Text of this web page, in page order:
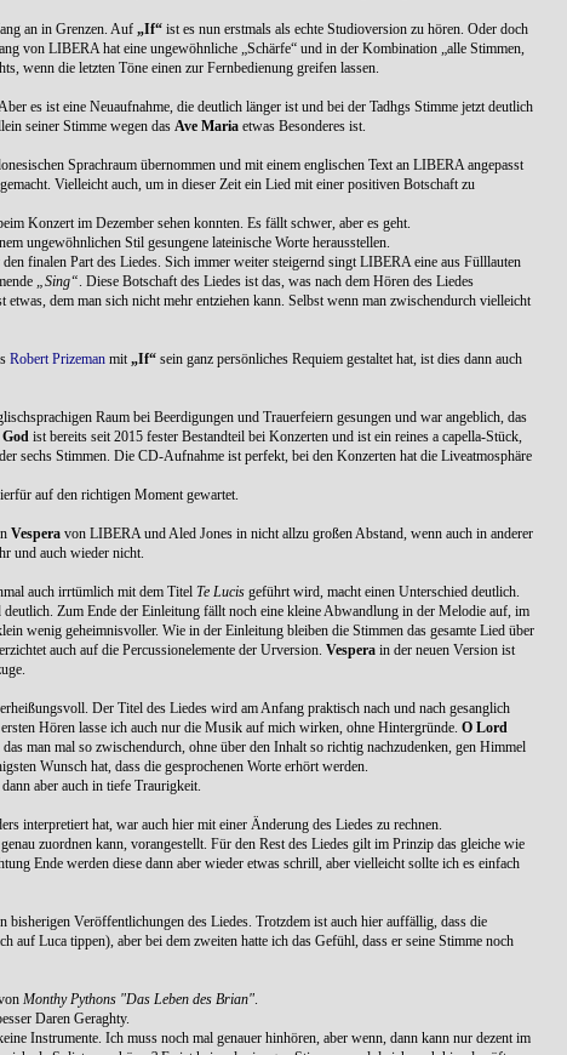
an in Grenzen. Auf „If“ ist es nun erstmals als echte Studioversion zu hören. Oder doch
von LIBERA hat eine ungewöhnliche „Schärfe“ und in der Kombination „alle Stimmen,
wenn die letzten Töne einen zur Fernbedienung greifen lassen.
es ist eine Neuaufnahme, die deutlich länger ist und bei der Tadhgs Stimme jetzt deutlich
seiner Stimme wegen das Ave Maria etwas Besonderes ist.
Sprachraum übernommen und mit einem englischen Text an LIBERA angepasst
Vielleicht auch, um in dieser Zeit ein Lied mit einer positiven Botschaft zu
Konzert im Dezember sehen konnten. Es fällt schwer, aber es geht.
ungewöhnlichen Stil gesungene lateinische Worte herausstellen.
finalen Part des Liedes. Sich immer weiter steigernd singt LIBERA eine aus Fülllauten
„Sing“ . Diese Botschaft des Liedes ist das, was nach dem Hören des Liedes
dem man sich nicht mehr entziehen kann. Selbst wenn man zwischendurch vielleicht
Robert Prizeman mit „If“ sein ganz persönliches Requiem gestaltet hat, ist dies dann auch
Raum bei Beerdigungen und Trauerfeiern gesungen und war angeblich, das
ist bereits seit 2015 fester Bestandteil bei Konzerten und ist ein reines a capella-Stück,
sechs Stimmen. Die CD-Aufnahme ist perfekt, bei den Konzerten hat die Liveatmosphäre
auf den richtigen Moment gewartet.
Vespera von LIBERA und Aled Jones in nicht allzu großen Abstand, wenn auch in anderer
und auch wieder nicht.
auch irrtümlich mit dem Titel Te Lucis geführt wird, macht einen Unterschied deutlich.
Zum Ende der Einleitung fällt noch eine kleine Abwandlung in der Melodie auf, im
wenig geheimnisvoller. Wie in der Einleitung bleiben die Stimmen das gesamte Lied über
auch auf die Percussionelemente der Urversion. Vespera in der neuen Version ist
Der Titel des Liedes wird am Anfang praktisch nach und nach gesanglich
Hören lasse ich auch nur die Musik auf mich wirken, ohne Hintergründe. O Lord
man mal so zwischendurch, ohne über den Inhalt so richtig nachzudenken, gen Himmel
Wunsch hat, dass die gesprochenen Worte erhört werden.
aber auch in tiefe Traurigkeit.
interpretiert hat, war auch hier mit einer Änderung des Liedes zu rechnen.
zuordnen kann, vorangestellt. Für den Rest des Liedes gilt im Prinzip das gleiche wie
Ende werden diese dann aber wieder etwas schrill, aber vielleicht sollte ich es einfach
bisherigen Veröffentlichungen des Liedes. Trotzdem ist auch hier auffällig, dass die
Luca tippen), aber bei dem zweiten hatte ich das Gefühl, dass er seine Stimme noch
Monthy Pythons "Das Leben des Brian"
Daren Geraghty.
Instrumente. Ich muss noch mal genauer hinhören, aber wenn, dann kann nur dezent im